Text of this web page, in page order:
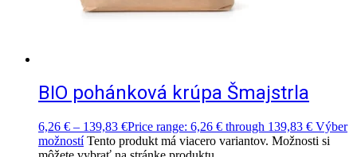
BIO pohánková krúpa Šmajstrla
6,26 € – 139,83 €Price range: 6,26 € through 139,83 € Výber
možností Tento produkt má viacero variantov. Možnosti si